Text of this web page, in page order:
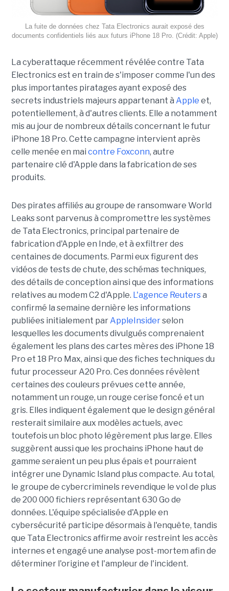
La fuite de données chez Tata Electronics aurait exposé des
documents confidentiels liés aux futurs iPhone 18 Pro. (Crédit: Apple)
La cyberattaque récemment révélée contre Tata
Electronics est en train de s'imposer comme l'un des
plus importantes piratages ayant exposé des
secrets industriels majeurs appartenant à Apple et,
potentiellement, à d'autres clients. Elle a notamment
mis au jour de nombreux détails concernant le futur
iPhone 18 Pro. Cette campagne intervient après
celle menée en mai contre Foxconn, autre
partenaire clé d'Apple dans la fabrication de ses
produits.
Des pirates affiliés au groupe de ransomware World
Leaks sont parvenus à compromettre les systèmes
de Tata Electronics, principal partenaire de
fabrication d'Apple en Inde, et à exfiltrer des
centaines de documents. Parmi eux figurent des
vidéos de tests de chute, des schémas techniques,
des détails de conception ainsi que des informations
relatives au modem C2 d'Apple. L'agence Reutersa
confirmé la semaine dernière les informations
publiées initialement parAppleInsiderselon
lesquelles les documents divulgués comprenaient
également les plans des cartes mères des iPhone 18
Pro et 18 Pro Max, ainsi que des fiches techniques du
futur processeur A20 Pro. Ces données révèlent
certaines des couleurs prévues cette année,
notamment un rouge, un rouge cerise foncé et un
gris. Elles indiquent également que le design général
resterait similaire aux modèles actuels, avec
toutefois un bloc photo légèrement plus large. Elles
suggèrent aussi que les prochains iPhone haut de
gamme seraient un peu plus épais et pourraient
intégrer une Dynamic Island plus compacte. Au total,
le groupe de cybercriminels revendique le vol de plus
de 200 000 fichiers représentant 630 Go de
données. L'équipe spécialisée d'Apple en
cybersécurité participe désormais à l'enquête, tandis
que Tata Electronics affirme avoir restreint les accès
internes et engagé une analyse post-mortem afin de
déterminer l'origine et l'ampleur de l'incident.